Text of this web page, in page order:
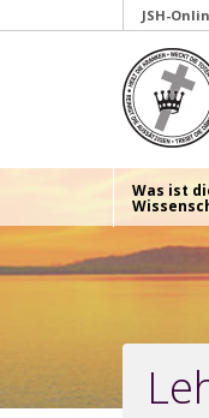
to
JSH-
Was ist